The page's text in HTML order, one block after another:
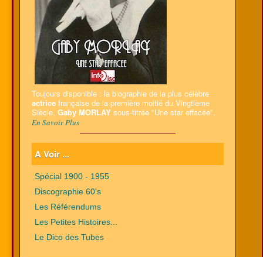
Toujours disponible : la biographie de la plus célèbre
actrice française de la première moitié du Vingtième
Siècle, Gaby MORLAY sous-titrée "Une star effacée".
En Savoir Plus
A Voir ...
Spécial 1900 - 1955
Discographie 60's
Les Référendums
Les Petites Histoires...
Le Dico des Tubes